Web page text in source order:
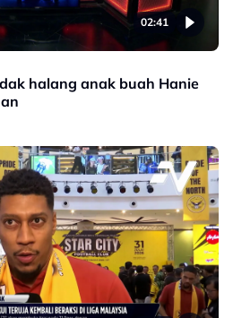
02:41
halang anak buah Hanie